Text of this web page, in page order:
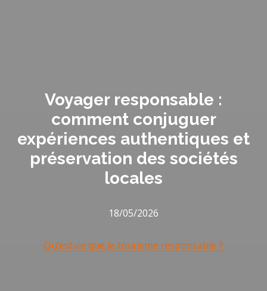
Voyager responsable :
comment conjuguer
expériences authentiques et
préservation des sociétés
locales
18/05/2026
Qu’est-ce que le tourisme responsable ?